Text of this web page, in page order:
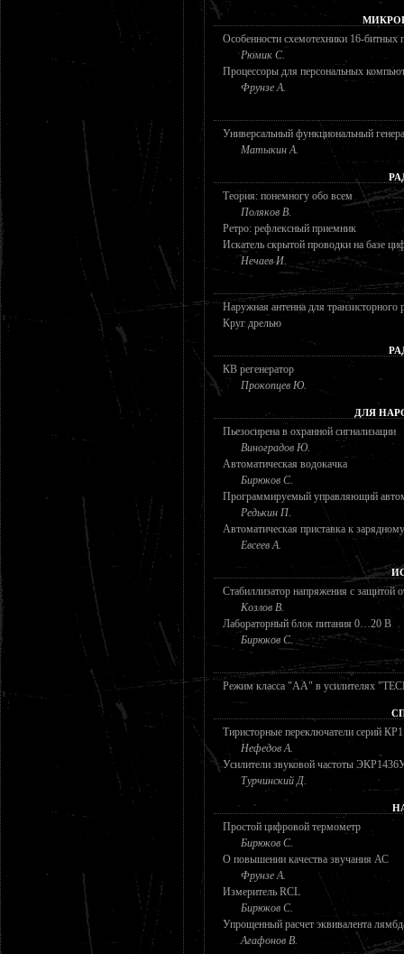
Особенности схемотехники 16-битных
Рюмик С.
Процессоры для персональных
Фрунзе А.
Универсальный функциональный
Матыкин А.
Теория: понемногу обо всем
Поляков В.
Ретро: рефлексный приемник
Искатель скрытой проводки на базе
Нечаев И.
Наружная антенна для транзисторного
Круг дрелью
КВ регенератор
Прокопцев Ю.
ДЛЯ
Пьезосирена в охранной сигнализации
Виноградов Ю.
Автоматическая водокачка
Бирюков С.
Программируемый управляющий
Редькин П.
Автоматическая приставка к
Евсеев А.
Стабиллизатор напряжения с защитой
Козлов В.
Лабораторный блок питания 0…20 В
Бирюков С.
Режим класса "АА" в усилителях
Тиристорные переключатели серий
Нефедов А.
Усилители звуковой частоты
Турчинский Д.
Простой цифровой термометр
Бирюков С.
О повышении качества звучания АС
Фрунзе А.
Измеритель RCL
Бирюков С.
Упрощенный расчет эквивалента
Агафонов В.